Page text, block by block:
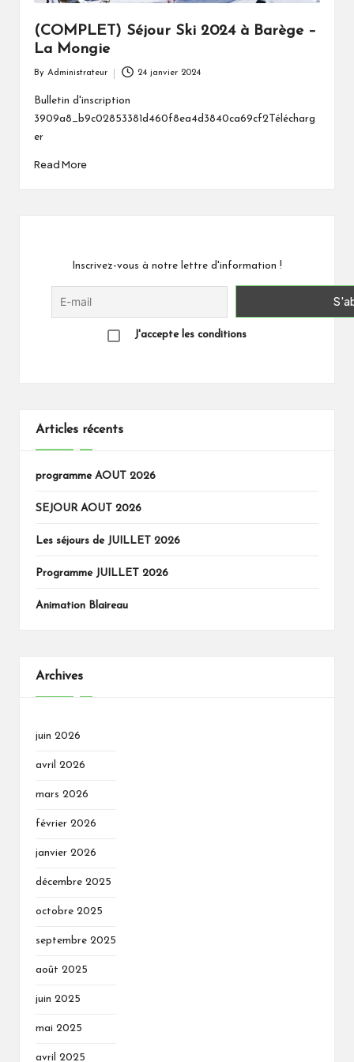
(COMPLET) Séjour Ski 2024 à Barège –
La Mongie
by
By Administrateur 24 janvier 2024
Bulletin d'inscription
3909a8_b9c02853381d460f8ea4d3840ca69cf2Télécharg
er
Read More
Inscrivez-vous à notre lettre d'information !
J'accepte les conditions
Articles récents
programme AOUT 2026
SEJOUR AOUT 2026
Les séjours de JUILLET 2026
Programme JUILLET 2026
Animation Blaireau
Archives
juin 2026
avril 2026
mars 2026
février 2026
janvier 2026
décembre 2025
octobre 2025
septembre 2025
août 2025
juin 2025
mai 2025
avril 2025